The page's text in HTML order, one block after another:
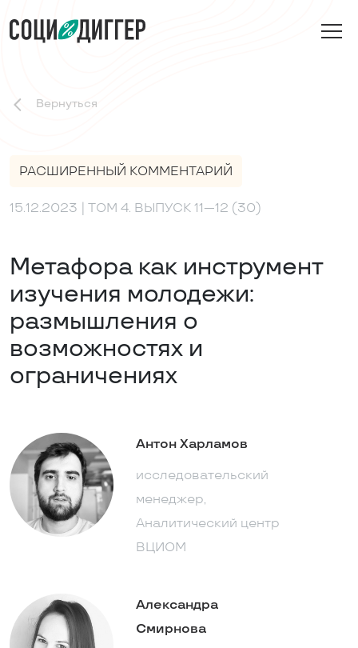
Вернуться
РАСШИРЕННЫЙ КОММЕНТАРИЙ
15.12.2023 | ТОМ 4. ВЫПУСК 11—12 (30)
Метафора как инструмент
изучения молодежи:
размышления о
возможностях и
ограничениях
Антон Харламов
исследовательский
менеджер,
Аналитический центр
ВЦИОМ
Александра
Смирнова